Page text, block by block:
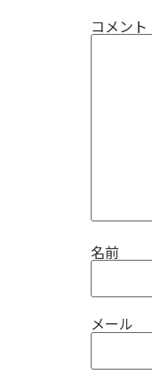
コメント
名前
メール